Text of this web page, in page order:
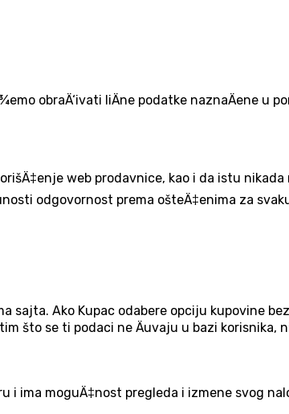
obraÄ‘ivati liÄne podatke naznaÄene u
web prodavnice, kao i da istu nikada
odgovornost prema ošteÄ‡enima za
sajta. Ako Kupac odabere opciju kupovine
što se ti podaci ne Äuvaju u bazi korisnika,
i ima moguÄ‡nost pregleda i izmene svog